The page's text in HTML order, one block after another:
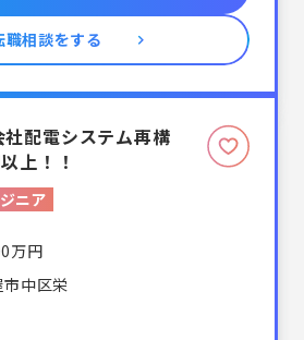
職相談をする
社配電システム再構
上！！
ニア
万円
中区栄